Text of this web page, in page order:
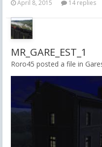
April 8, 2015 14 replies
MR_GARE_EST_1
Roro45 posted a file in